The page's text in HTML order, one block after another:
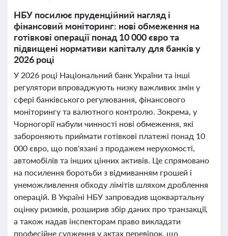
НБУ посилює пруденційний нагляд і
фінансовий моніторинг: нові обмеження на
готівкові операції понад 10 000 євро та
підвищені нормативи капіталу для банків у
2026 році
У 2026 році Національний банк України та інші
регулятори впроваджують низку важливих змін у
сфері банківського регулювання, фінансового
моніторингу та валютного контролю. Зокрема, у
Чорногорії набули чинності нові обмеження, які
забороняють приймати готівкові платежі понад 10
000 євро, що пов'язані з продажем нерухомості,
автомобілів та інших цінних активів. Це спрямовано
на посилення боротьби з відмиванням грошей і
унеможливлення обходу лімітів шляхом дроблення
операцій. В Україні НБУ запровадив щоквартальну
оцінку ризиків, розширив збір даних про транзакції,
а також надав інспекторам право викладати
професійне судження у актах перевірок, що